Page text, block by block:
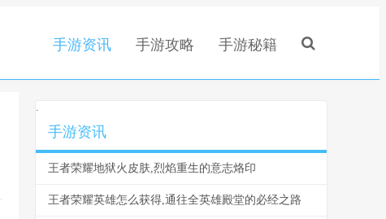
手游资讯 手游攻略 手游秘籍
.
手游资讯
王者荣耀地狱火皮肤,烈焰重生的意志烙印
王者荣耀英雄怎么获得,通往全英雄殿堂的必经之路